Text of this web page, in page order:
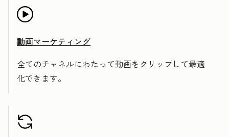
動画マーケティング
全てのチャネルにわたって動画をクリップして最適
化できます。